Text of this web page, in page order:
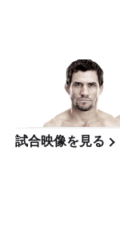
試合映像を見る